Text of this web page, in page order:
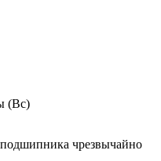
(Bc)
чрезвычайно